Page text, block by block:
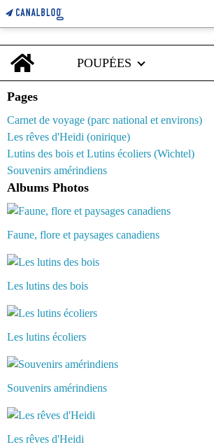
Home
POUPÉES
Pages
Carnet de voyage (parc national et environs)
Les rêves d'Heidi (onirique)
Lutins des bois et Lutins écoliers (Wichtel)
Souvenirs amérindiens
Albums Photos
Faune, flore et paysages canadiens
Les lutins des bois
Les lutins écoliers
Souvenirs amérindiens
Les rêves d'Heidi